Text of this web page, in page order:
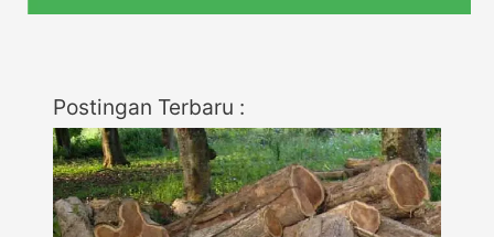
Postingan Terbaru :